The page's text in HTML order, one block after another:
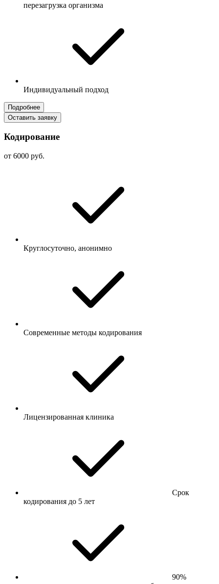
перезагрузка организма
Индивидуальный подход
Подробнее
Оставить заявку
Кодирование
от 6000 руб.
Круглосуточно, анонимно
Современные методы кодирования
Лицензированная клиника
Срок
кодирования до 5 лет
90%